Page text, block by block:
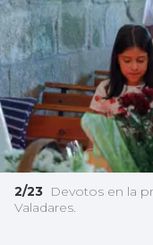
2/23 Devotos en la
Valadares.